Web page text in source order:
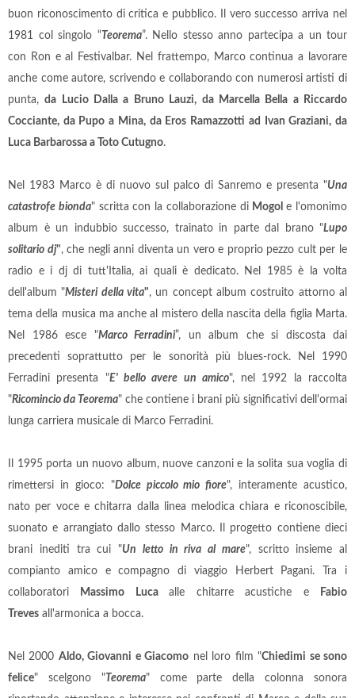
buon riconoscimento di critica e pubblico. Il vero successo arriva nel
1981 col singolo “ Teorema”. Nello stesso anno partecipa a un tour
con Ron e al Festivalbar. Nel frattempo, Marco continua a lavorare
anche come autore, scrivendo e collaborando con numerosi artisti di
punta,da Lucio Dalla a Bruno Lauzi, da Marcella Bella a Riccardo
Cocciante, da Pupo a Mina, da Eros Ramazzotti ad Ivan Graziani, da
Luca Barbarossa a Toto Cutugno.
Nel 1983 Marco è di nuovo sul palco di Sanremo e presenta "Una
catastrofe bionda" scritta con la collaborazione di Mogole l'omonimo
album è un indubbio successo, trainato in parte dal brano "Lupo
solitario dj", che negli anni diventa un vero e proprio pezzo cult per le
radio e i dj di tutt'Italia, ai quali è dedicato. Nel 1985 è la volta
dell'album "Misteri della vita", un concept album costruito attorno al
tema della musica ma anche al mistero della nascita della figlia Marta.
Nel 1986 esce "Marco Ferradini”, un album che si discosta dai
precedenti soprattutto per le sonorità più blues-rock. Nel 1990
Ferradini presenta "E' bello avere un amico", nel 1992 la raccolta
"Ricomincio da Teorema" che contiene i brani più significativi dell'ormai
lunga carriera musicale di Marco Ferradini.
Il 1995 porta un nuovo album, nuove canzoni e la solita sua voglia di
rimettersi in gioco: "Dolce piccolo mio fiore", interamente acustico,
nato per voce e chitarra dalla linea melodica chiara e riconoscibile,
suonato e arrangiato dallo stesso Marco. Il progetto contiene dieci
brani inediti tra cui "Un letto in riva al mare", scritto insieme al
compianto amico e compagno di viaggio Herbert Pagani. Tra i
collaboratori
Massimo Lucaalle chitarre acustiche e
Fabio
Treves all'armonica a bocca.
Nel 2000 Aldo, Giovanni e Giacomo nel loro film "Chiedimi se sono
felice" scelgono "Teorema" come parte della colonna sonora